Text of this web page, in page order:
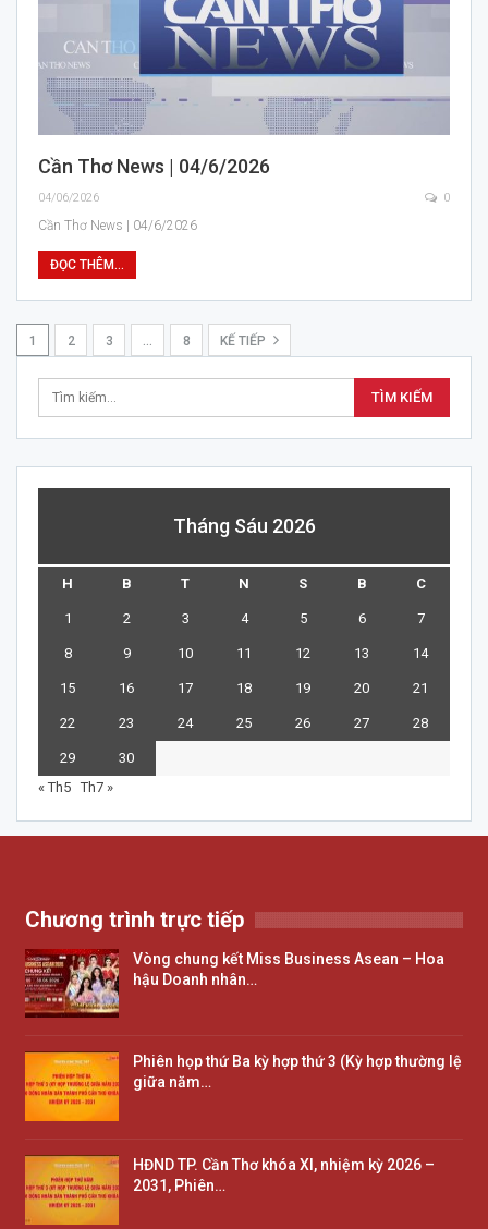
Cần Thơ News | 04/6/2026
04/06/2026 0
Cần Thơ News | 04/6/2026
ĐỌC THÊM...
1 2 3 … 8 KẾ TIẾP
Tháng Sáu 2026
H B T N S B C
1 2 3 4 5 6 7
8 9 10 11 12 13 14
15 16 17 18 19 20 21
22 23 24 25 26 27 28
29
30
« Th5 Th7 »
Chương trình trực tiếp
Vòng chung kết Miss Business Asean – Hoa
hậu Doanh nhân…
Phiên họp thứ Ba kỳ hợp thứ 3 (Kỳ hợp thường lệ
giữa năm…
HĐND TP. Cần Thơ khóa XI, nhiệm kỳ 2026 –
2031, Phiên…